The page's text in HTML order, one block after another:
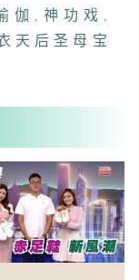
式将中医
结合，再配
的效果！
展现。今集
Cheuk）将
代的经典眼
艺赋予新生
伽 , 神功戏 ,
天后圣母宝